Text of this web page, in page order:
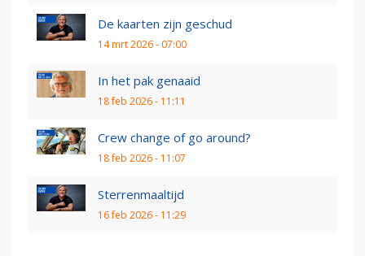
De kaarten zijn geschud
14 mrt 2026 - 07:00
In het pak genaaid
18 feb 2026 - 11:11
Crew change of go around?
18 feb 2026 - 11:07
Sterrenmaaltijd
16 feb 2026 - 11:29